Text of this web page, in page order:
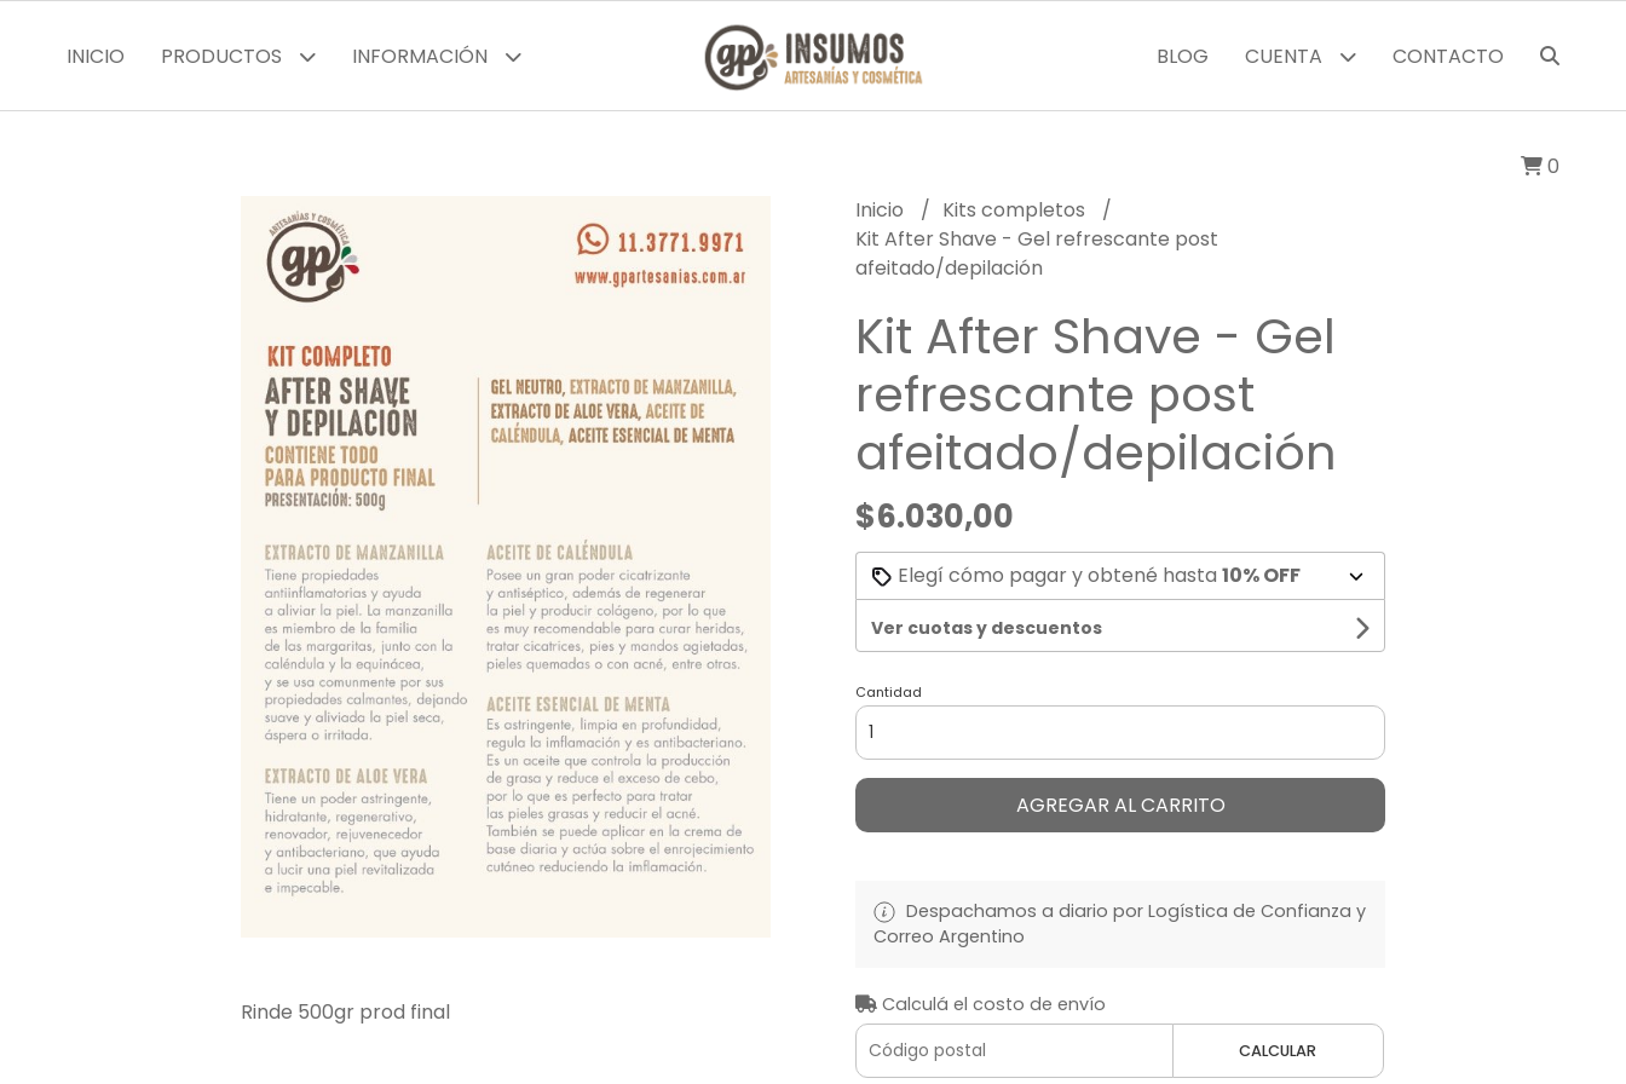
INICIO PRODUCTOS INFORMACIÓN BLOG CUENTA CONTACTO
0
Rinde 500gr prod final
Inicio
Kits completos
Kit After Shave - Gel refrescante post
afeitado/depilación
Kit After Shave - Gel
refrescante post
afeitado/depilación
$6.030,00
Elegí cómo pagar y obtené hasta 10% OFF
Ver cuotas y descuentos
Cantidad
AGREGAR AL CARRITO
Despachamos a diario por Logística de Confianza y
Correo Argentino
Calculá el costo de envío
CALCULAR